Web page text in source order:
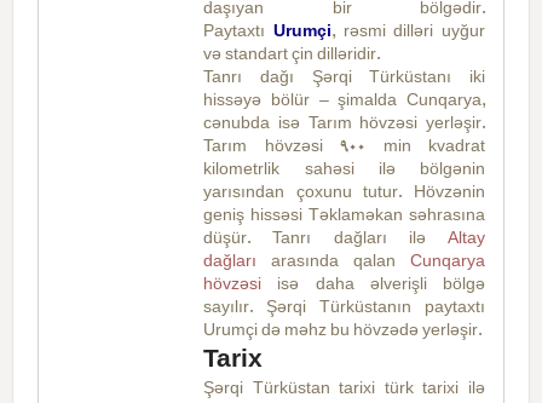
daşıyan bir bölgədir.
Paytaxtı Urumçi, rəsmi dilləri uyğur
və standart çin dilləridir.
Tanrı dağı Şərqi Türküstanı iki
hissəyə bölür – şimalda Cunqarya,
cənubda isə Tarım hövzəsi yerləşir.
Tarım hövzəsi 900 min kvadrat
kilometrlik sahəsi ilə bölgənin
yarısından çoxunu tutur. Hövzənin
geniş hissəsi Təklaməkan səhrasına
düşür. Tanrı dağları ilə Altay
dağları arasında qalan Cunqarya
hövzəsi isə daha əlverişli bölgə
sayılır. Şərqi Türküstanın paytaxtı
Urumçi də məhz bu hövzədə yerləşir.
Tarix
Şərqi Türküstan tarixi türk tarixi ilə